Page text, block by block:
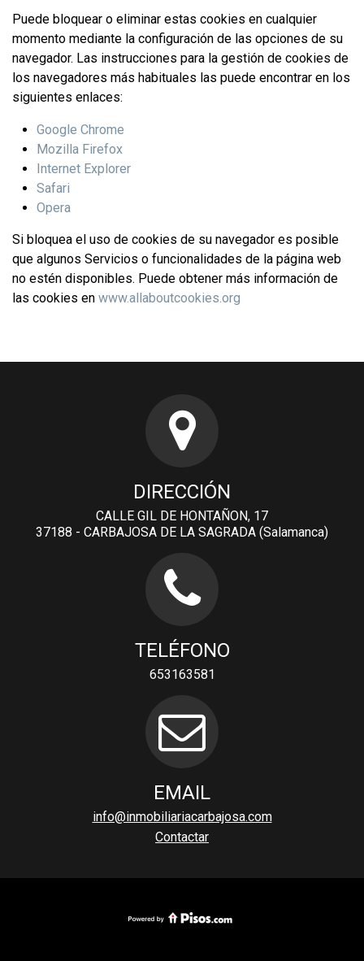
Puede bloquear o eliminar estas cookies en cualquier
momento mediante la configuración de las opciones de su
navegador. Las instrucciones para la gestión de cookies de
los navegadores más habituales las puede encontrar en los
siguientes enlaces:
Google Chrome
Mozilla Firefox
Internet Explorer
Safari
Opera
Si bloquea el uso de cookies de su navegador es posible
que algunos Servicios o funcionalidades de la página web
no estén disponibles. Puede obtener más información de
las cookies en www.allaboutcookies.org
DIRECCIÓN
CALLE GIL DE HONTAÑON, 17
37188 - CARBAJOSA DE LA SAGRADA (Salamanca)
TELÉFONO
653163581
EMAIL
info@inmobiliariacarbajosa.com
Contactar